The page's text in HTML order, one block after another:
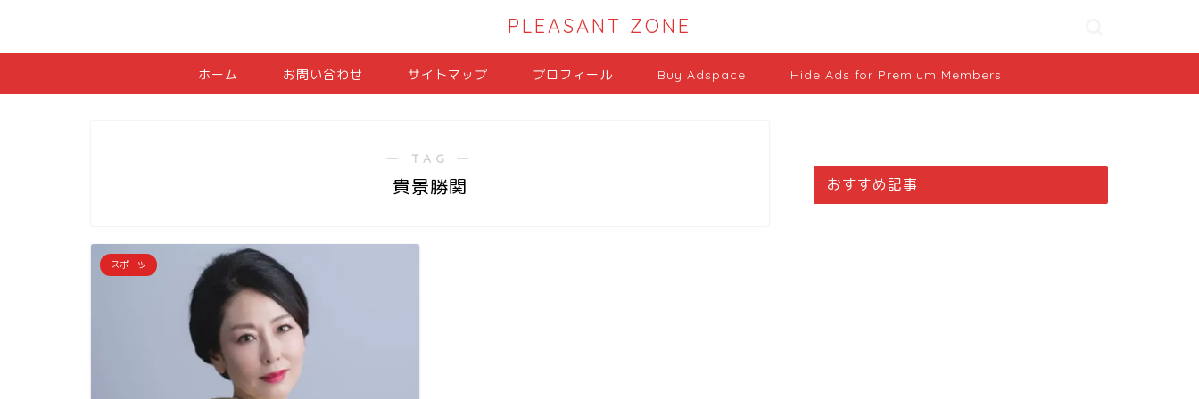
PLEASANT ZONE
ホーム お問い合わせ サイトマップ プロフィール Buy Adspace Hide Ads for Premium Members
― TAG ―
貴景勝関
スポーツ
おすすめ記事